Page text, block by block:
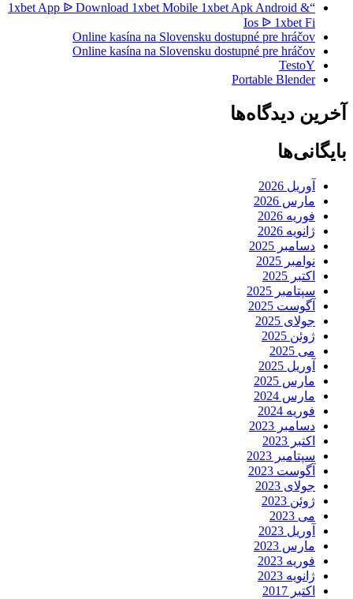
“1xbet App ᐉ Download 1xbet Mobile 1xbet Apk Android &
Ios ᐉ 1xbet Fi
Online kasína na Slovensku dostupné pre hráčov
Online kasína na Slovensku dostupné pre hráčov
TestoY
Portable Blender
آخرین دیدگاه‌ها
بایگانی‌ها
آوریل 2026
مارس 2026
فوریه 2026
ژانویه 2026
دسامبر 2025
نوامبر 2025
اکتبر 2025
سپتامبر 2025
آگوست 2025
جولای 2025
ژوئن 2025
می 2025
آوریل 2025
مارس 2025
مارس 2024
فوریه 2024
دسامبر 2023
اکتبر 2023
سپتامبر 2023
آگوست 2023
جولای 2023
ژوئن 2023
می 2023
آوریل 2023
مارس 2023
فوریه 2023
ژانویه 2023
اکتبر 2017